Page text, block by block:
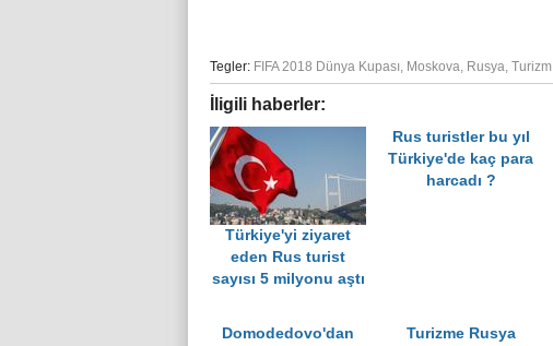
Tegler: FIFA 2018 Dünya Kupası, Moskova, Rusya, Turizm
İligili haberler:
Türkiye'yi ziyaret
eden Rus turist
sayısı 5 milyonu aştı
Rus turistler bu yıl
Türkiye'de kaç para
harcadı ?
Domodedovo'dan
Turizme Rusya